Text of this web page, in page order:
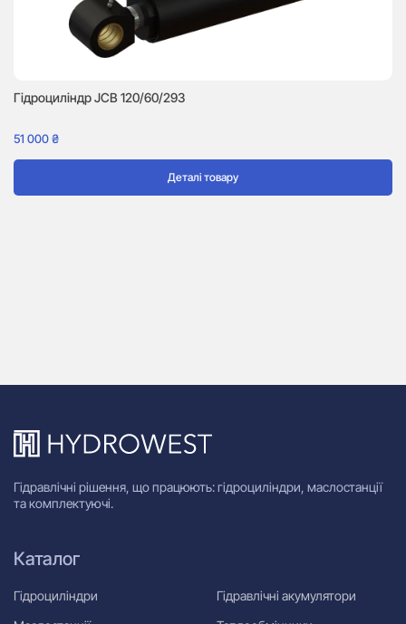
Гідроциліндр JCB 120/60/293
51 000₴
Деталі товару
Гідравлічні рішення, що працюють: гідроциліндри, маслостанції
та комплектуючі.
Каталог
Гідроциліндри
Гідравлічні акумулятори